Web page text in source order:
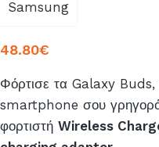
Samsung
48.80€
Φόρτισε τα Galaxy
smartphone σου
φορτιστή Wireless